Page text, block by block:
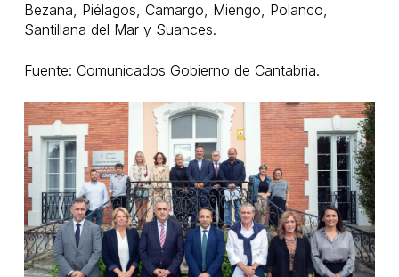
Bezana, Piélagos, Camargo, Miengo, Polanco,
Santillana del Mar y Suances.
Fuente: Comunicados Gobierno de Cantabria.